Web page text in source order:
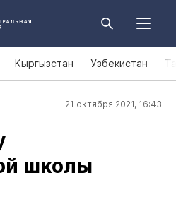
Кыргызстан Узбекистан
21 октября 2021, 16:43
школы